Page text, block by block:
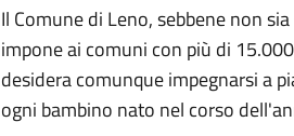
Il Comune di Leno, sebbene non
impone ai comuni con più di
desidera comunque impegnarsi a
ogni bambino nato nel corso